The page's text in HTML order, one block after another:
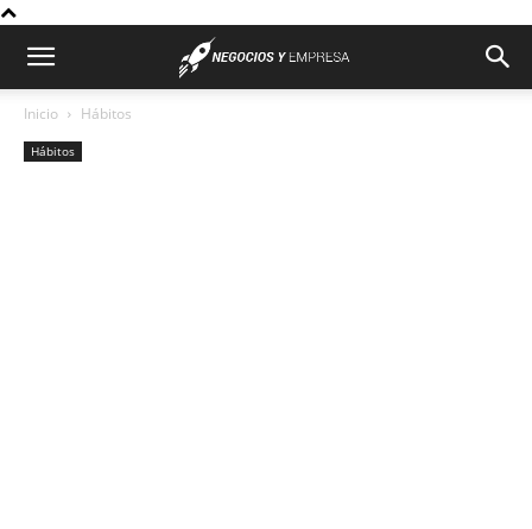
Inicio Hábitos
Hábitos